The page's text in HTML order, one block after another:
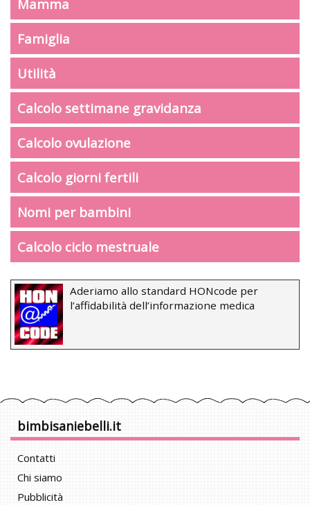
Mamma
Famiglia
Utilità
Calcolo settimane gravidanza
Calcolo ovulazione
Calcolo giorni fertili
Nomi per bambini
Calcolo ciclo mestruale
Aderiamo allo standard HONcode per
l’affidabilità dell’informazione medica
bimbisaniebelli.it
Contatti
Chi siamo
Pubblicità